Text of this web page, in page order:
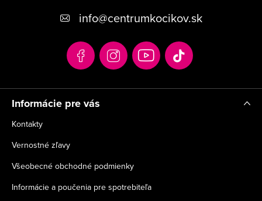
e
info@centrumkocikov.sk
Informácie pre vás
Kontakty
Vernostné zľavy
Všeobecné obchodné podmienky
Informácie a poučenia pre spotrebiteľa